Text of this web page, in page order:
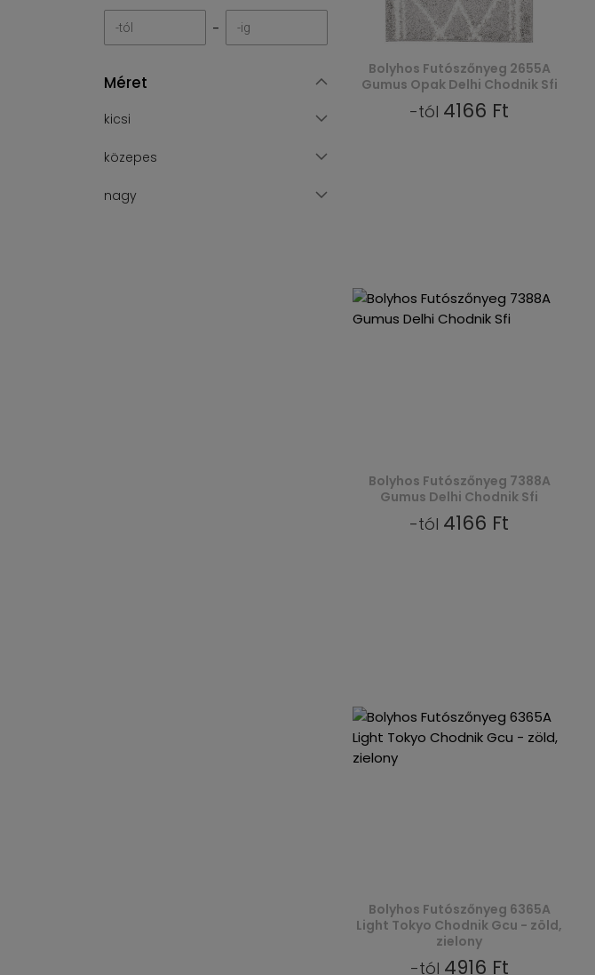
-
Méret
kicsi
közepes
nagy
Bolyhos Futószőnyeg 2655A
Gumus Opak Delhi Chodnik Sfi
-tól 4166 Ft
Bolyhos Futószőnyeg 7388A
Gumus Delhi Chodnik Sfi
-tól 4166 Ft
Bolyhos Futószőnyeg 6365A
Light Tokyo Chodnik Gcu - zöld,
zielony
-tól 4916 Ft